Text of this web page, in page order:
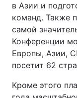
в Азии и
команд. Также
самой
Конференции
Европы, Азии,
посетит 62
Кроме этого